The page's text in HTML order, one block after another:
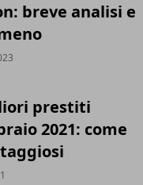
breve analisi e
prestiti
2021: come